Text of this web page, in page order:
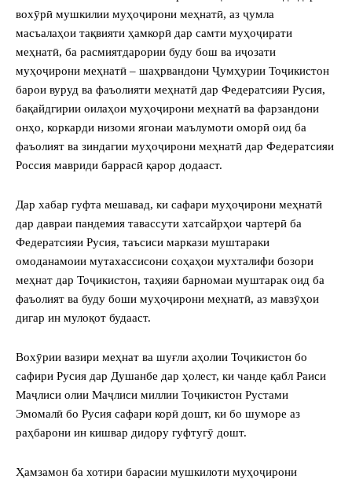
вохӯрӣ мушкилии муҳоҷирони меҳнатӣ, аз ҷумла
масъалаҳои тақвияти ҳамкорӣ дар самти муҳоҷирати
меҳнатӣ, ба расмиятдарории буду бош ва иҷозати
муҳоҷирони меҳнатӣ – шаҳрвандони Ҷумҳурии Тоҷикистон
барои вуруд ва фаъолияти меҳнатӣ дар Федератсияи Русия,
бақайдгирии оилаҳои муҳоҷирони меҳнатӣ ва фарзандони
онҳо, коркарди низоми ягонаи маълумоти оморӣ оид ба
фаъолият ва зиндагии муҳоҷирони меҳнатӣ дар Федератсияи
Россия мавриди баррасӣ қарор додааст.
Дар хабар гуфта мешавад, ки сафари муҳоҷирони меҳнатӣ
дар давраи пандемия тавассути хатсайрҳои чартерӣ ба
Федератсияи Русия, таъсиси маркази муштараки
омоданамоии мутахассисони соҳаҳои мухталифи бозори
меҳнат дар Тоҷикистон, таҳияи барномаи муштарак оид ба
фаъолият ва буду боши муҳоҷирони меҳнатӣ, аз мавзӯҳои
дигар ин мулоқот будааст.
Вохӯрии вазири меҳнат ва шуғли аҳолии Тоҷикистон бо
сафири Русия дар Душанбе дар ҳолест, ки чанде қабл Раиси
Маҷлиси олии Маҷлиси миллии Тоҷикистон Рустами
Эмомалӣ бо Русия сафари корӣ дошт, ки бо шуморе аз
раҳбарони ин кишвар дидору гуфтугӯ дошт.
Ҳамзамон ба хотири барасии мушкилоти муҳоҷирони